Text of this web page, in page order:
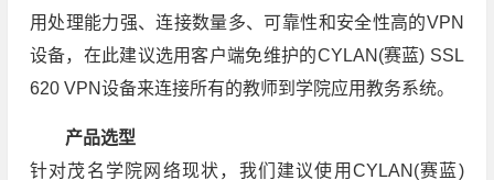
用处理能力强、连接数量多、可靠性和安全性高的VPN
设备，在此建议选用客户端免维护的CYLAN(赛蓝) SSL
620 VPN设备来连接所有的教师到学院应用教务系统。
产品选型
针对茂名学院网络现状，我们建议使用CYLAN(赛蓝)